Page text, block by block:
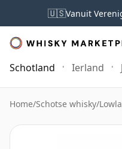
🇺🇸Vanuit
Schotland Ierland
Home/Schotse whisky/